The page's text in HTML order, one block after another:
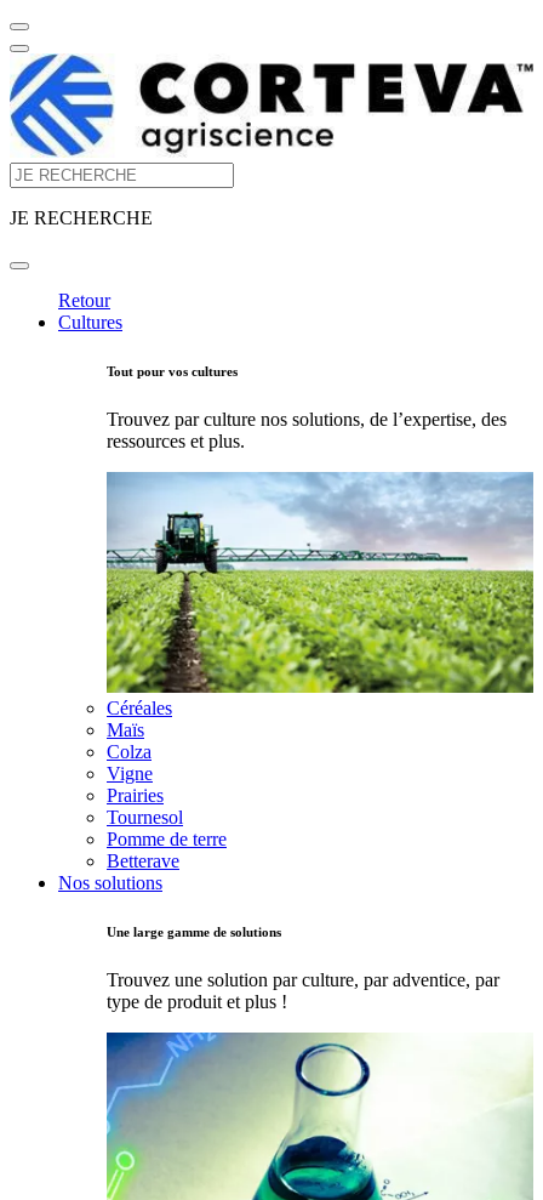
JE RECHERCHE
Retour
Cultures
Tout pour vos cultures
Trouvez par culture nos solutions, de l’expertise, des
ressources et plus.
Céréales
Maïs
Colza
Vigne
Prairies
Tournesol
Pomme de terre
Betterave
Nos solutions
Une large gamme de solutions
Trouvez une solution par culture, par adventice, par
type de produit et plus !